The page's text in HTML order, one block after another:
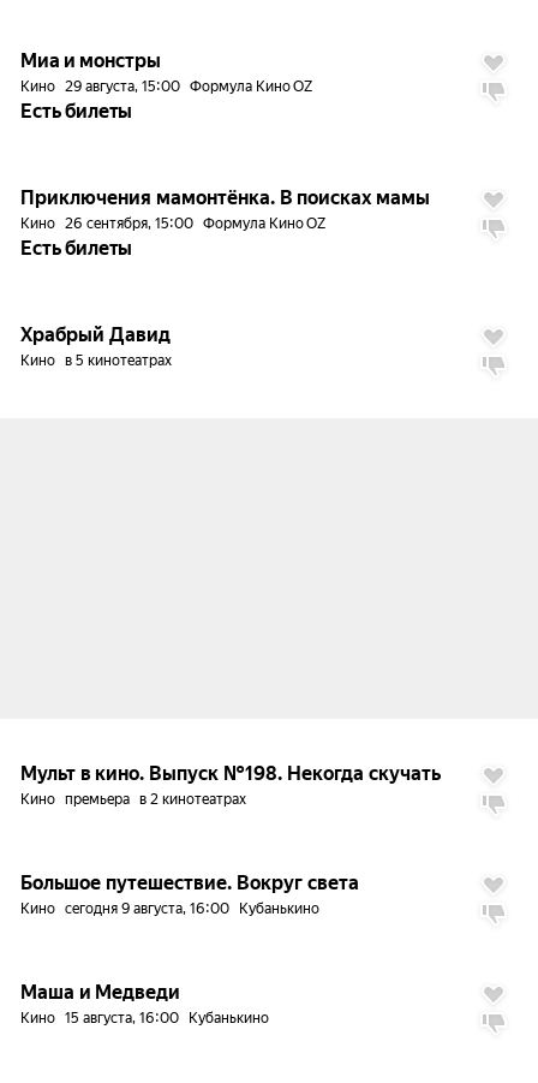
Миа и монстры
Кино 29 августа, 15:00 Формула Кино OZ
Есть билеты
Приключения мамонтёнка. В поисках мамы
Кино 26 сентября, 15:00 Формула Кино OZ
Есть билеты
6.9
Храбрый Давид
Кино в 5 кинотеатрах
Мульт в кино. Выпуск №198. Некогда скучать
Кино премьера в 2 кинотеатрах
7.8
Большое путешествие. Вокруг света
Кино сегодня 9 августа, 16:00 Кубанькино
7.6
Маша и Медведи
Кино 15 августа, 16:00 Кубанькино